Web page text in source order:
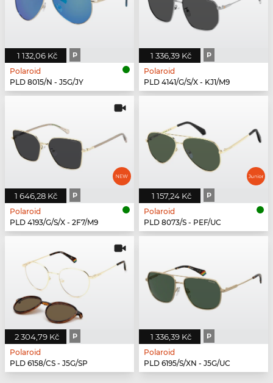
1 132,06 Kč P
Polaroid
PLD 8015/N - J5G/JY
1 336,39 Kč P
Polaroid
PLD 4141/G/S/X - KJ1/M9
1 646,28 Kč P
Polaroid
PLD 4193/G/S/X - 2F7/M9
1 157,24 Kč P
Polaroid
PLD 8073/S - PEF/UC
2 304,79 Kč P
Polaroid
PLD 6158/CS - J5G/SP
1 336,39 Kč P
Polaroid
PLD 6195/S/XN - J5G/UC